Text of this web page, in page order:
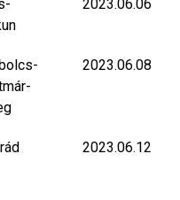
2023.06.06
2023.06.08
2023.06.12